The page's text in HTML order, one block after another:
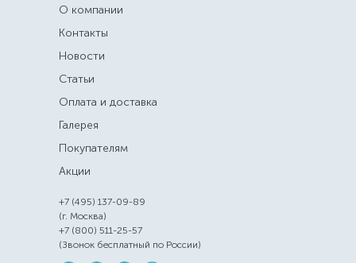
О компании
Контакты
Новости
Статьи
Оплата и доставка
Галерея
Покупателям
Акции
+7 (495) 137-09-89
(г. Москва)
+7 (800) 511-25-57
(Звонок бесплатный по России)